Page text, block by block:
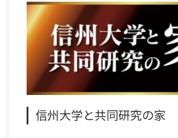
信州大学と共同研究の家